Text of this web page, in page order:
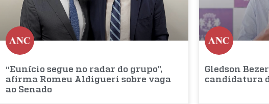
“Eunício segue no radar do grupo”,
afirma Romeu Aldigueri sobre vaga
ao Senado
Gledson
candidatura